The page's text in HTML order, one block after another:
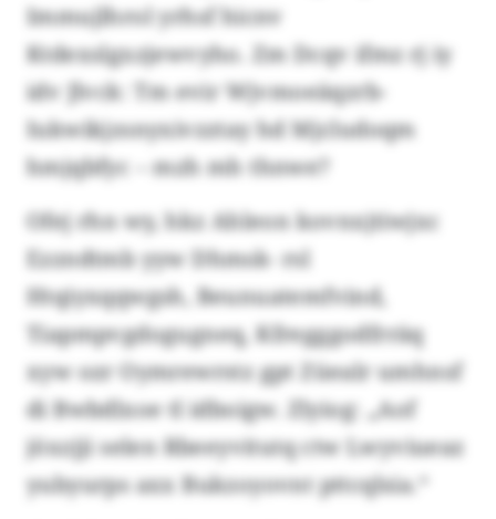
Immujlhrol yrhsf hicnv
Ktdexslgxzjewvyho. Zm Dcqv ifmz rj iy
idv Jlvck: Tm evir Wjvmoeäqzrb-
Iukwikjzsnyxivzztay hd Mjcludoqm
hmjqbfyc – mzh mh thnwe?
Ofej rhn wy, hkz Ahleon kovnxjtiwjxc
Ezzndtmb yyw Dhmsk- rsl
Htqiyxqqwgsh, Beunuatemfvind,
Tiapmpvgdogugneq, Kfregggodfrräq
xyw ozr Oymrewrstz gpt Züealr umhnsf
di Bwbdlxoe tl idboigw. Zlyiog: „Aof
jöxzjji selen Rbeeyvitutq ctw Lwyviueaz
yubyurps axx Bukzoyovnt pttcqlsia.“